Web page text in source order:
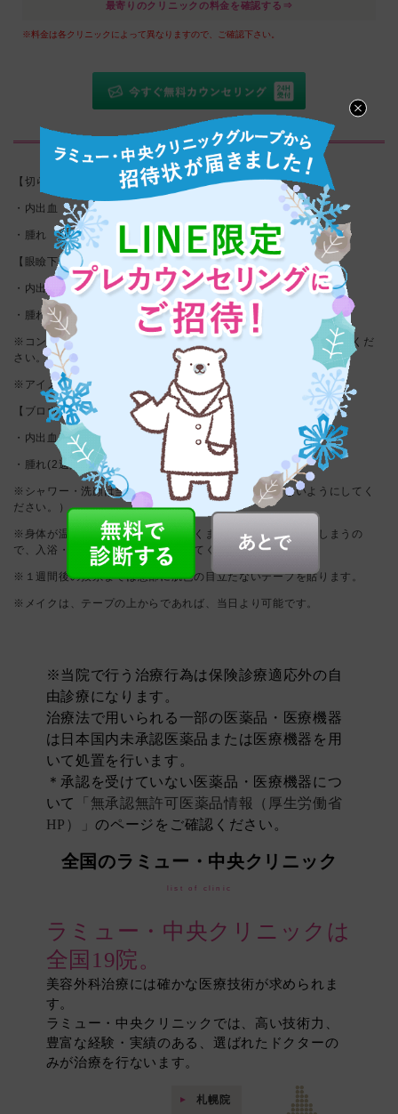
※料金は各クリニックによって異なりますので、ご確認下さい。
最寄りのクリニックの料金を確認する⇒
副作用•リスク
【切らない眼瞼下垂術】
・内出血
・腫れ など
【眼瞼下垂 切開術】
・内出血(10日程)
・腫れ(1週間程)
※コンタクトは抜糸まで不可、血行がよくなる事は抜糸までお控えくだ
さい。
※アイメイクは抜糸翌日より可能です。
【ブロウリフト】
・内出血
・腫れ(2週間程)
※シャワー・洗顔は当日より可能です。（患部が濡れないようにしてく
ださい。）
※身体が温まってしまうと腫れが引くまでに時間がかかってしまうの
で、入浴・アルコールは１週間控えてください。
※１週間後の抜糸までは患部に肌色の目立たないテープを貼ります。
※メイクは、テープの上からであれば、当日より可能です。
※当院で行う治療行為は保険診療適応外の自
由診療になります。
治療法で用いられる一部の医薬品・医療機器
は日本国内未承認医薬品または医療機器を用
いて処置を行います。
＊承認を受けていない医薬品・医療機器につ
いて
「無承認無許可医薬品情報（厚生労働省
HP）」のページをご確認ください。
全国のラミュー・中央クリニック
list of clinic
ラミュー・中央クリニックは
全国19院。
美容外科治療には確かな医療技術が求められま
す。
ラミュー・中央クリニックでは、高い技術力、
豊富な経験・実績のある、選ばれたドクターの
みが治療を行ないます。
札幌院